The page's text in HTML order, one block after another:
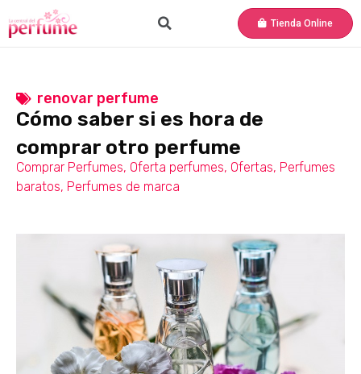
Tienda Online
renovar perfume
Cómo saber si es hora de
comprar otro perfume
Comprar Perfumes, Oferta perfumes, Ofertas, Perfumes
baratos, Perfumes de marca